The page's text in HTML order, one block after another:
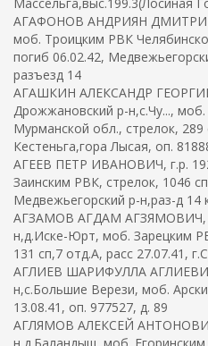
АГАФОНОВ АНДРИЯН
моб. Троицким РВК
погиб 06.02.42,
разъезд 14
АГАШКИН АЛЕКСАНДР
Дрожжановский р-н,с.Чу...,
Мурманской обл., стрелок, 289
Кестеньга,гора Лысая, оп.
АГЕЕВ ПЕТР ИВАНОВИЧ, г.р.
Заинским РВК, стрелок, 1046
Медвежьегорский р-н,раз-д 14
АГЗАМОВ АГДАМ АГЗЯМОВИЧ,
н,д.Иске-Юрт, моб. Зарецким
131 сп,7 отд.А, расс 27.07.41,
АГЛИЕВ ШАРИФУЛЛА
н,с.Большие Верези, моб.
13.08.41, оп. 977527, д. 89
АГЛЯМОВ АЛЕКСЕЙ